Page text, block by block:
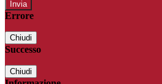
Errore
Chiudi
Successo
Chiudi